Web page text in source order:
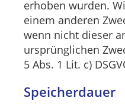
erhoben wurden.
einem anderen
wenn nicht dieser
ursprünglichen
5 Abs. 1 Lit. c)
Speicherdauer